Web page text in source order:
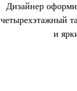
Дизайнер
четырехэтажный
и